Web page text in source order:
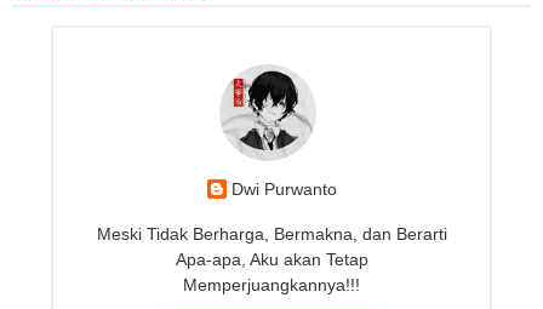
Dwi Purwanto
Meski Tidak Berharga, Bermakna, dan Berarti
Apa-apa, Aku akan Tetap
Memperjuangkannya!!!